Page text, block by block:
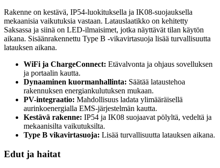
Rakenne on kestävä, IP54-luokituksella ja IK08-suojauksella
mekaanisia vaikutuksia vastaan. Latauslaatikko on kehitetty
Saksassa ja siinä on LED-ilmaisimet, jotka näyttävät tilan käytön
aikana. Sisäänrakennettu Type B -vikavirtasuoja lisää turvallisuutta
latauksen aikana.
WiFi ja ChargeConnect: Etävalvonta ja ohjaus sovelluksen
ja portaalin kautta.
Dynaaminen kuormanhallinta: Säätää lataustehoa
rakennuksen energiankulutuksen mukaan.
PV-integraatio: Mahdollisuus ladata ylimääräisellä
aurinkoenergialla EMS-järjestelmän kautta.
Kestävä rakenne: IP54 ja IK08 suojaavat pölyltä, vedeltä ja
mekaanisilta vaikutuksilta.
Type B vikavirtasuoja: Lisää turvallisuutta latauksen aikana.
Edut ja haitat